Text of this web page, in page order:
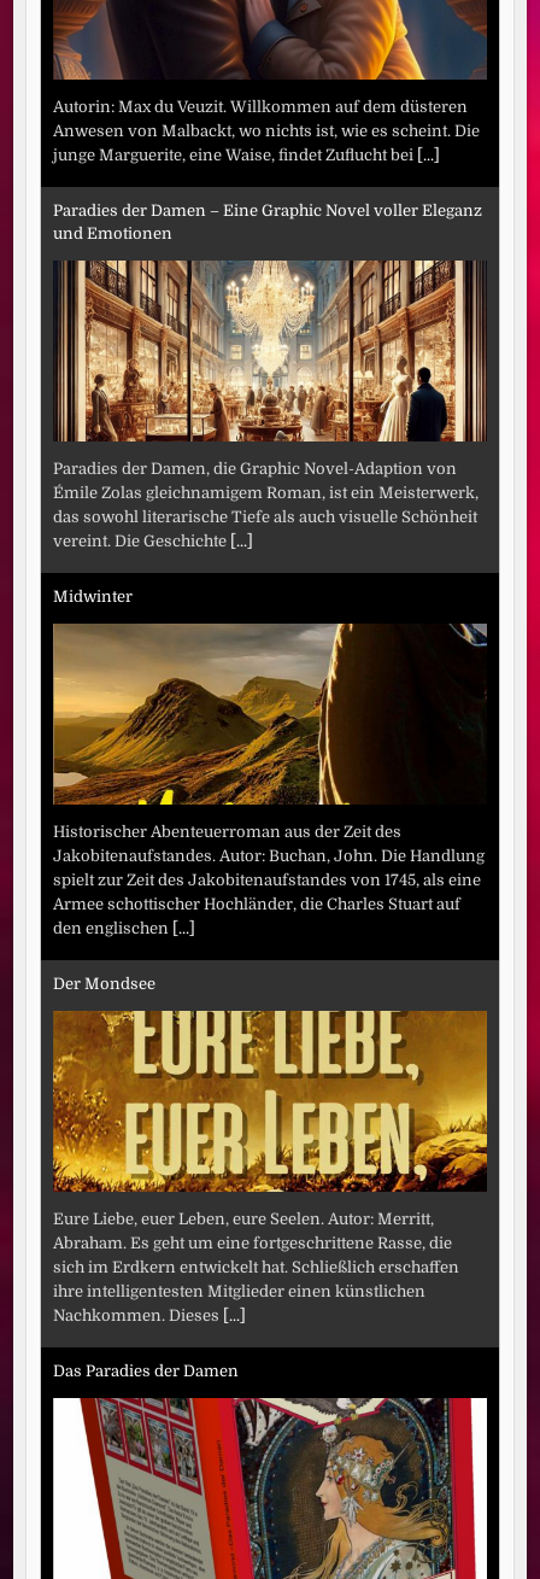
Autorin: Max du Veuzit. Willkommen auf dem düsteren
Anwesen von Malbackt, wo nichts ist, wie es scheint. Die
junge Marguerite, eine Waise, findet Zuflucht bei [...]
Paradies der Damen – Eine Graphic Novel voller Eleganz
und Emotionen
Paradies der Damen, die Graphic Novel-Adaption von
Émile Zolas gleichnamigem Roman, ist ein Meisterwerk,
das sowohl literarische Tiefe als auch visuelle Schönheit
vereint. Die Geschichte [...]
Midwinter
Historischer Abenteuerroman aus der Zeit des
Jakobitenaufstandes. Autor: Buchan, John. Die Handlung
spielt zur Zeit des Jakobitenaufstandes von 1745, als eine
Armee schottischer Hochländer, die Charles Stuart auf
den englischen [...]
Der Mondsee
Eure Liebe, euer Leben, eure Seelen. Autor: Merritt,
Abraham. Es geht um eine fortgeschrittene Rasse, die
sich im Erdkern entwickelt hat. Schließlich erschaffen
ihre intelligentesten Mitglieder einen künstlichen
Nachkommen. Dieses [...]
Das Paradies der Damen